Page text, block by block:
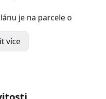
je na parcele o
rekreační objekt
m². Druhá parcela
prostoru pro
více